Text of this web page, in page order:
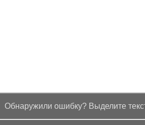
Обнаружили ошибку? Выделите